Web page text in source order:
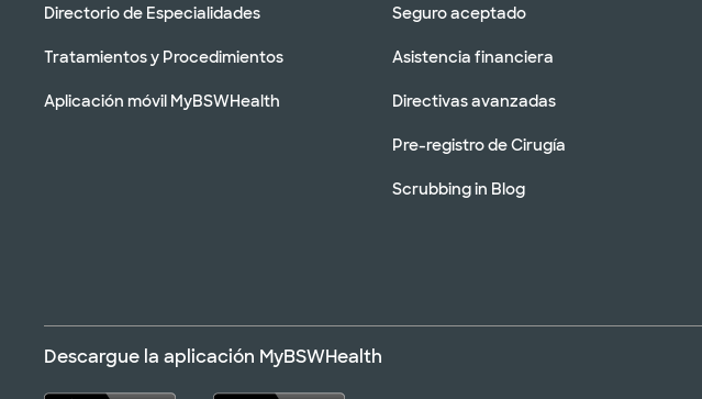
Directorio de Especialidades
Tratamientos y Procedimientos
Aplicación móvil MyBSWHealth
Seguro aceptado
Asistencia financiera
Directivas avanzadas
Pre-registro de Cirugía
Scrubbing in Blog
Descargue la aplicación MyBSWHealth